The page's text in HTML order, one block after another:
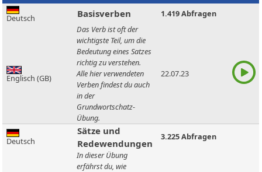
Deutsch Basisverben 1.419 Abfragen
Englisch (GB)
Das Verb ist oft der
wichtigste Teil, um die
Bedeutung eines Satzes
richtig zu verstehen.
Alle hier verwendeten
Verben findest du auch
in der
Grundwortschatz-
Übung.
22.07.23
Deutsch
Sätze und
Redewendungen
3.225 Abfragen
In dieser Übung
erfährst du, wie